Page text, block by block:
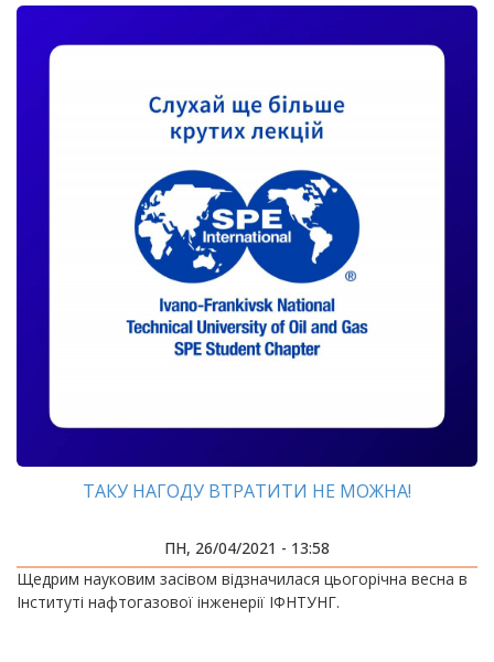
ТАКУ НАГОДУ ВТРАТИТИ НЕ МОЖНА!
ПН, 26/04/2021 - 13:58
Щедрим науковим засівом відзначилася цьогорічна весна в
Інституті нафтогазової інженерії ІФНТУНГ.